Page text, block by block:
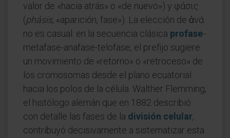
valor de «hacia atrás» o «de nuevo») y φάσις
(phásis, «aparición, fase»). La elección de ἀνά
no es casual: en la secuencia clásica profase-
metafase-anafase-telofase, el prefijo sugiere
un movimiento de «retorno» o «retroceso» de
los cromosomas desde el plano ecuatorial
hacia los polos de la célula. Walther Flemming,
el histólogo alemán que en 1882 describió
con detalle las fases de la división celular,
contribuyó decisivamente a sistematizar esta